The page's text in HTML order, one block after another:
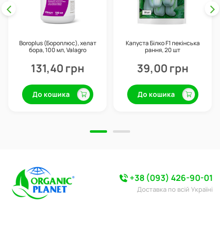
Boroplus (Бороплюс), хелат
бора, 100 мл, Valagro
131,40 грн
До кошика
Капуста Білко F1 пекінська
рання, 20 шт
39,00 грн
До кошика
+38 (093) 426-90-01
Доставка по всій Україні